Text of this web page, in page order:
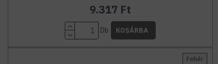
9.317 Ft
Db KOSÁRBA
Fehér